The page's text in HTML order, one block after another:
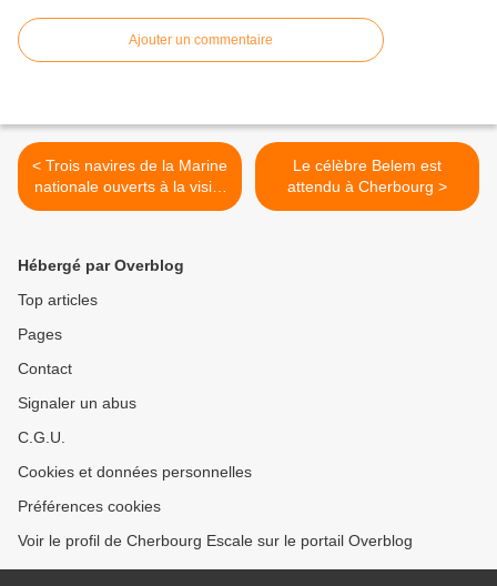
Ajouter un commentaire
< Trois navires de la Marine
nationale ouverts à la visite
à Cherbourg
Le célèbre Belem est
attendu à Cherbourg >
Hébergé par Overblog
Top articles
Pages
Contact
Signaler un abus
C.G.U.
Cookies et données personnelles
Préférences cookies
Voir le profil de Cherbourg Escale sur le portail Overblog